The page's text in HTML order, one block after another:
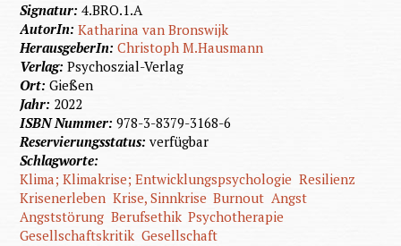
Signatur:4.BRO.1.A
AutorIn:Katharina van Bronswijk
HerausgeberIn:Christoph M.Hausmann
Verlag:Psychoszial-Verlag
Ort:Gießen
Jahr: 2022
ISBN Nummer:978-3-8379-3168-6
Reservierungsstatus:verfügbar
Schlagworte:
Klima; Klimakrise; Entwicklungspsychologie Resilienz
Krisenerleben Krise, Sinnkrise Burnout Angst
Angststörung Berufsethik Psychotherapie
Gesellschaftskritik Gesellschaft